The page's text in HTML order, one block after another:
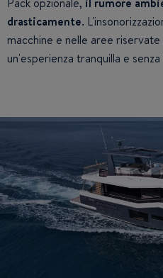
drasticamente.
macchine e nelle aree
un'esperienza tranquilla e